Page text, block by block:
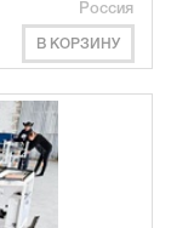
Россия
В КОРЗИНУ